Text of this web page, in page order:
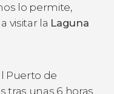
lo permite,
visitar la Laguna
Puerto de
tras unas 6 horas